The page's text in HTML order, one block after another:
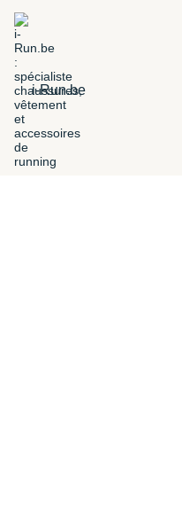
i-Run.be